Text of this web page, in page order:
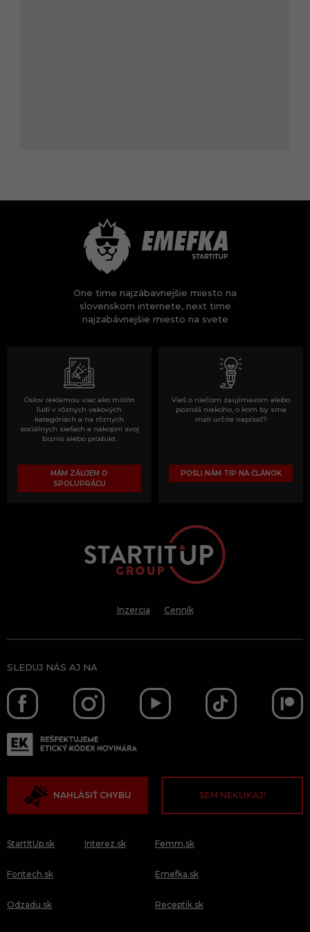
One time najzábavnejšie miesto na
slovenskom internete, next time
najzabávnejšie miesto na svete
Oslov reklamou viac ako milión
ľudí v rôznych vekových
kategóriách a na rôznych
sociálnych sieťach a nakopni svoj
biznis alebo produkt.
MÁM ZÁUJEM O
SPOLUPRÁCU
Vieš o niečom zaujímavom alebo
poznáš niekoho, o kom by sme
mali určite napísať?
POŠLI NÁM TIP NA ČLÁNOK
Inzercia Cenník
SLEDUJ NÁS AJ NA
NAHLÁSIŤ CHYBU SEM NEKLIKAJ!
StartItUp.sk
Fontech.sk
Odzadu.sk
Interez.sk Femm.sk
Emefka.sk
Receptik.sk